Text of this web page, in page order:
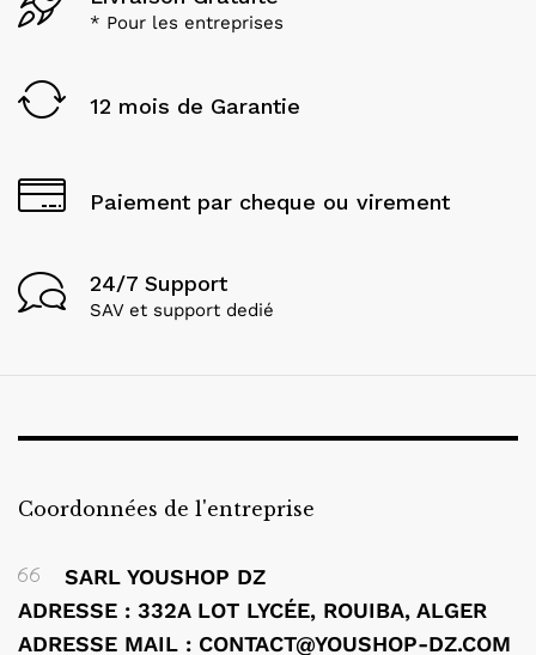
* Pour les entreprises
12 mois de Garantie
Paiement par cheque ou virement
24/7 Support
SAV et support dedié
Coordonnées de l'entreprise
SARL YOUSHOP DZ
ADRESSE : 332A LOT LYCÉE, ROUIBA, ALGER
ADRESSE MAIL : CONTACT@YOUSHOP-DZ.COM